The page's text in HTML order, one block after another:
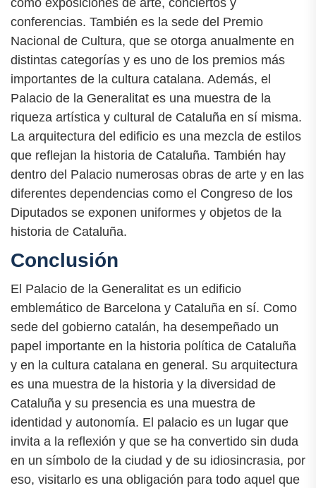
conferencias. También es la sede del Premio
Nacional de Cultura, que se otorga anualmente en
distintas categorías y es uno de los premios más
importantes de la cultura catalana. Además, el
Palacio de la Generalitat es una muestra de la
riqueza artística y cultural de Cataluña en sí misma.
La arquitectura del edificio es una mezcla de estilos
que reflejan la historia de Cataluña. También hay
dentro del Palacio numerosas obras de arte y en las
diferentes dependencias como el Congreso de los
Diputados se exponen uniformes y objetos de la
historia de Cataluña.
Conclusión
El Palacio de la Generalitat es un edificio
emblemático de Barcelona y Cataluña en sí. Como
sede del gobierno catalán, ha desempeñado un
papel importante en la historia política de Cataluña
y en la cultura catalana en general. Su arquitectura
es una muestra de la historia y la diversidad de
Cataluña y su presencia es una muestra de
identidad y autonomía. El palacio es un lugar que
invita a la reflexión y que se ha convertido sin duda
en un símbolo de la ciudad y de su idiosincrasia, por
eso, visitarlo es una obligación para todo aquel que